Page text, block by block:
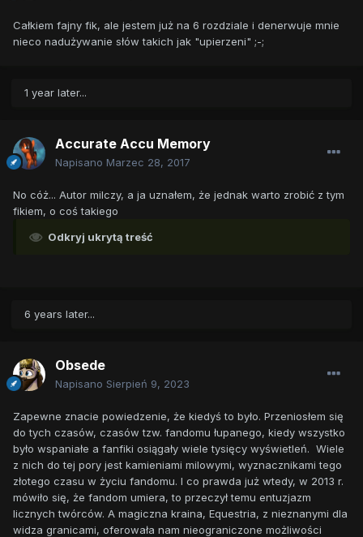
Całkiem fajny fik, ale jestem już na 6 rozdziale i denerwuje mnie
nieco nadużywanie słów takich jak "upierzeni" ;-;
1 year later...
Accurate Accu Memory
Napisano Marzec 28, 2017
No cóż... Autor milczy, a ja uznałem, że jednak warto zrobić z tym
fikiem, o coś takiego
Odkryj ukrytą treść
6 years later...
Obsede
Napisano Sierpień 9, 2023
Zapewne znacie powiedzenie, że kiedyś to było. Przeniosłem się
do tych czasów, czasów tzw. fandomu łupanego, kiedy wszystko
było wspaniałe a fanfiki osiągały wiele tysięcy wyświetleń. Wiele
z nich do tej pory jest kamieniami milowymi, wyznacznikami tego
złotego czasu w życiu fandomu. I co prawda już wtedy, w 2013 r.
mówiło się, że fandom umiera, to przeczył temu entuzjazm
licznych twórców. A magiczna kraina, Equestria, z nieznanymi dla
widza granicami, oferowała nam nieograniczone możliwości